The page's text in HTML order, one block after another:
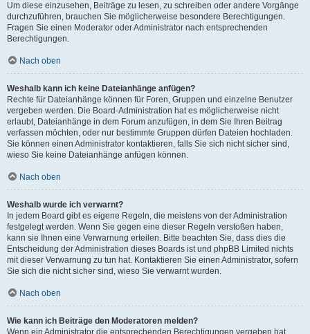
Um diese einzusehen, Beiträge zu lesen, zu schreiben oder andere Vorgänge
durchzuführen, brauchen Sie möglicherweise besondere Berechtigungen.
Fragen Sie einen Moderator oder Administrator nach entsprechenden
Berechtigungen.
Nach oben
Weshalb kann ich keine Dateianhänge anfügen?
Rechte für Dateianhänge können für Foren, Gruppen und einzelne Benutzer
vergeben werden. Die Board-Administration hat es möglicherweise nicht
erlaubt, Dateianhänge in dem Forum anzufügen, in dem Sie Ihren Beitrag
verfassen möchten, oder nur bestimmte Gruppen dürfen Dateien hochladen.
Sie können einen Administrator kontaktieren, falls Sie sich nicht sicher sind,
wieso Sie keine Dateianhänge anfügen können.
Nach oben
Weshalb wurde ich verwarnt?
In jedem Board gibt es eigene Regeln, die meistens von der Administration
festgelegt werden. Wenn Sie gegen eine dieser Regeln verstoßen haben,
kann sie Ihnen eine Verwarnung erteilen. Bitte beachten Sie, dass dies die
Entscheidung der Administration dieses Boards ist und phpBB Limited nichts
mit dieser Verwarnung zu tun hat. Kontaktieren Sie einen Administrator, sofern
Sie sich die nicht sicher sind, wieso Sie verwarnt wurden.
Nach oben
Wie kann ich Beiträge den Moderatoren melden?
Wenn ein Administrator die entsprechenden Berechtigungen vergeben hat,